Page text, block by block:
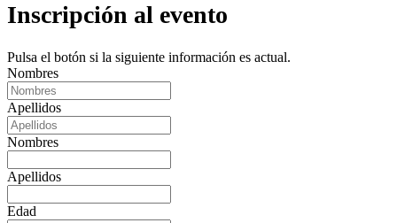
Inscripción al evento
Pulsa el botón si la siguiente información es actual.
Nombres
Apellidos
Nombres
Apellidos
Edad